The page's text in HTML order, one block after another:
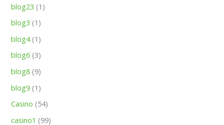
blog23 (1)
blog3 (1)
blog4(1)
blog6 (3)
blog8 (9)
blog9 (1)
Casino (54)
casino1 (99)